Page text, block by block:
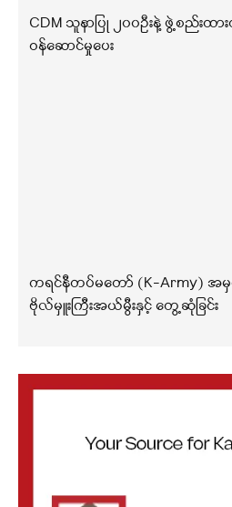
CDM သူနာပြု ၂၀၀ဦးနဲ့ ဖွဲ့စည်းထာ
ဝန်ဆောင်မှုပေး
ကရင်နီတပ်မတော် (K-Army) အ
ဗိုလ်မှူးကြီးအယ်မွီးနှင့် တွေ့ဆုံခြင်း